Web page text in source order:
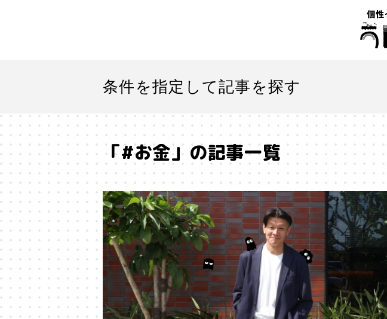
条件を指定して記事を探す
#「好き」に向き合う #「私」とは #「自分らしい」仕事
#SF #SNS #Transformer #VR #XR #YouTuber
#アストロサイト #アテンションエコノミー #アメリカ
#インフルエンサー #ウェルビーイング #うにくえさん
「#お金」の記事一覧